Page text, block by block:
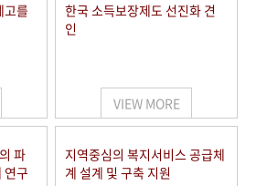
고를
한국 소득보장제도 선진화 견
인
VIEW MORE
파
연구
지역중심의 복지서비스 공급체
계 설계 및 구축 지원